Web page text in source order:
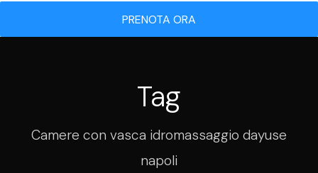
PRENOTA ORA
Tag
Camere con vasca idromassaggio dayuse
napoli